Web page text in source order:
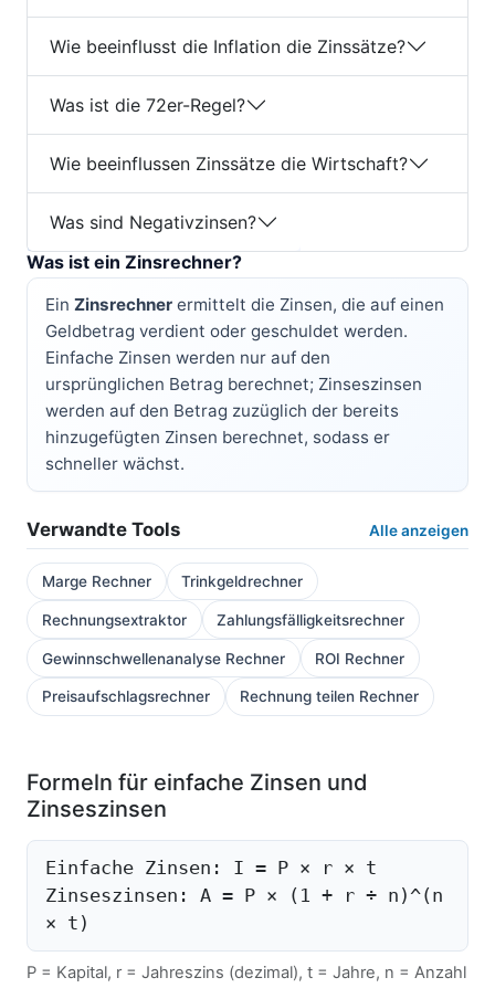
Wie beeinflusst die Inflation die Zinssätze?
Was ist die 72er-Regel?
Wie beeinflussen Zinssätze die Wirtschaft?
Was sind Negativzinsen?
Was ist ein Zinsrechner?
Ein Zinsrechner ermittelt die Zinsen, die auf einen
Geldbetrag verdient oder geschuldet werden.
Einfache Zinsen werden nur auf den
ursprünglichen Betrag berechnet; Zinseszinsen
werden auf den Betrag zuzüglich der bereits
hinzugefügten Zinsen berechnet, sodass er
schneller wächst.
Verwandte Tools Alle anzeigen
Marge Rechner Trinkgeldrechner
Rechnungsextraktor Zahlungsfälligkeitsrechner
Gewinnschwellenanalyse Rechner ROI Rechner
Preisaufschlagsrechner Rechnung teilen Rechner
Formeln für einfache Zinsen und
Zinseszinsen
Einfache Zinsen: I = P × r × t
Zinseszinsen: A = P × (1 + r ÷ n)^(n
× t)
P = Kapital, r = Jahreszins (dezimal), t = Jahre, n = Anzahl